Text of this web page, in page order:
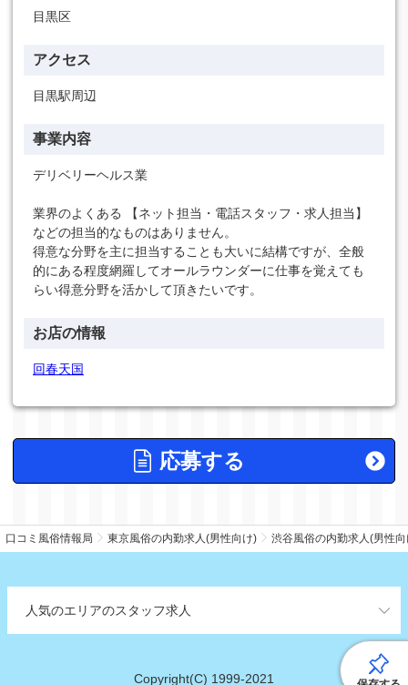
目黒区
アクセス
目黒駅周辺
事業内容
デリベリーヘルス業
業界のよくある 【ネット担当・電話スタッフ・求人担当】
などの担当的なものはありません。
得意な分野を主に担当することも大いに結構ですが、全般
的にある程度網羅してオールラウンダーに仕事を覚えても
らい得意分野を活かして頂きたいです。
お店の情報
回春天国
応募する
口コミ風俗情報局 東京風俗の内勤求人(男性向け) 渋谷風俗の内勤求人(男性
人気のエリアのスタッフ求人
Copyright(C) 1999-2021